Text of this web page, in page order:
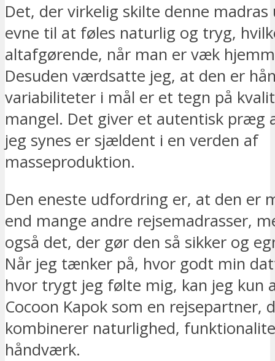
Det, der virkelig skilte denne madras
evne til at føles naturlig og tryg,
altafgørende, når man er væk
Desuden værdsatte jeg, at den er
variabiliteter i mål er et tegn på
mangel. Det giver et autentisk præg
jeg synes er sjældent i en verden af
masseproduktion.
Den eneste udfordring er, at den er
end mange andre rejsemadrasser,
også det, der gør den så sikker og
Når jeg tænker på, hvor godt min
hvor trygt jeg følte mig, kan jeg kun
Cocoon Kapok som en rejsepartner,
kombinerer naturlighed,
håndværk.